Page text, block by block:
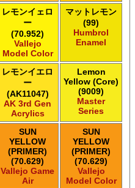
レモンイェロ
ー
(70.952)
Vallejo
Model Color
マットレモン
(99)
Humbrol
Enamel
レモンイエロ
ー
(AK11047)
AK 3rd Gen
Acrylics
Lemon
Yellow (Core)
(9009)
Master
Series
SUN
YELLOW
(PRIMER)
(70.629)
Vallejo Game
Air
SUN
YELLOW
(PRIMER)
(70.629)
Vallejo
Model Color